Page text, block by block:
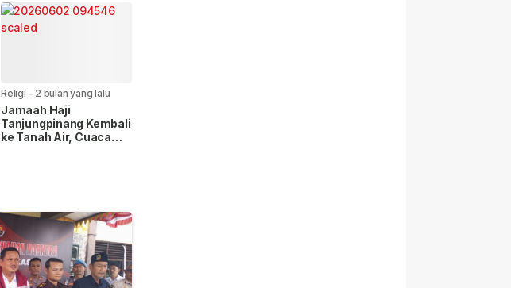
Perbanyak Zikir dan
Sholawat
Religi - 2 bulan yang lalu
Jamaah Haji
Tanjungpinang Kembali
ke Tanah Air, Cuaca